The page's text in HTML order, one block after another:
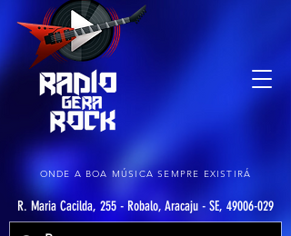
ONDE A BOA MÚSICA SEMPRE EXISTIRÁ
R. Maria Cacilda, 255 - Robalo, Aracaju - SE, 49006-029